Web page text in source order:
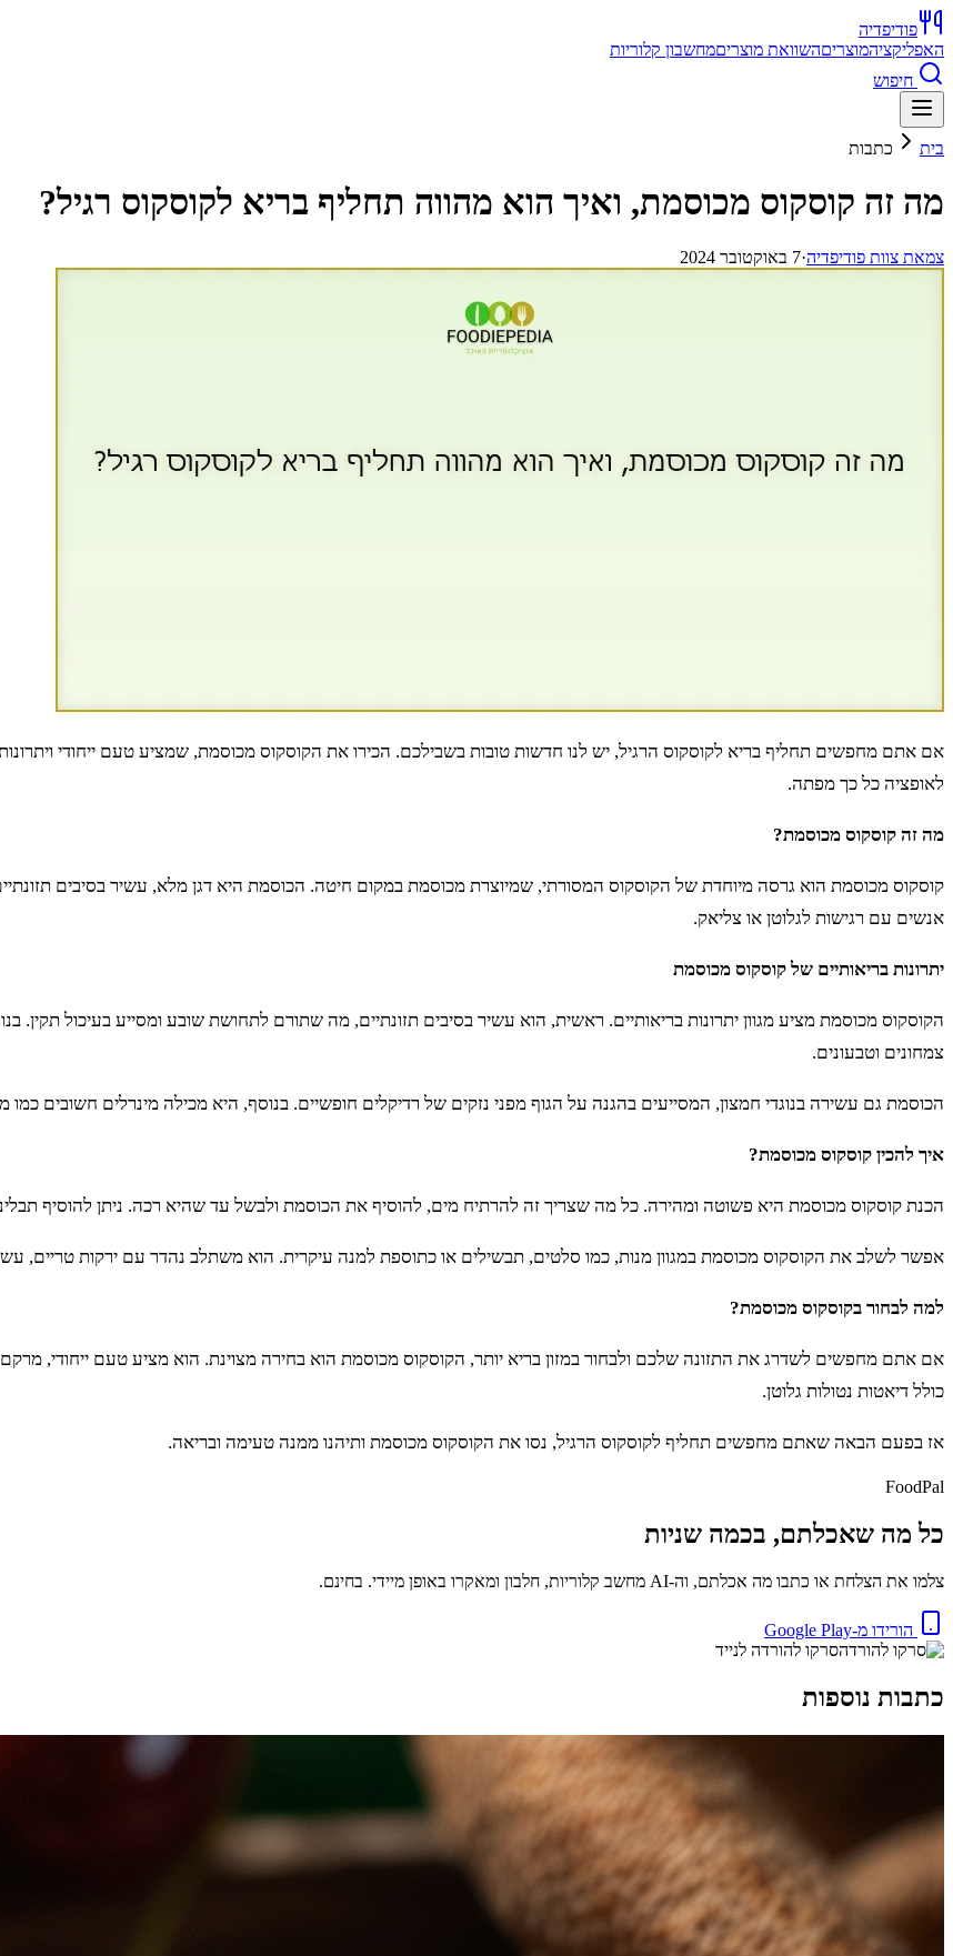
פודיפדיה
האפליקציהמוצריםהשוואת מוצריםמחשבון קלוריות
חיפוש
בית כתבות
מה זה קוסקוס מכוסמת, ואיך הוא מהווה תחליף בריא לקוסקוס רגיל?
צמאת צוות פודיפדיה·7 באוקטובר 2024
אם אתם מחפשים תחליף בריא לקוסקוס הרגיל, יש לנו חדשות טובות בשבילכם. הכירו את הקוסקוס מכוסמת, שמציע טעם ייחודי
לאופציה כל כך מפתה.
מה זה קוסקוס מכוסמת?
קוסקוס מכוסמת הוא גרסה מיוחדת של הקוסקוס המסורתי, שמיוצרת מכוסמת במקום חיטה. הכוסמת היא דגן מלא, עשיר בסיבים
אנשים עם רגישות לגלוטן או צליאק.
יתרונות בריאותיים של קוסקוס מכוסמת
הקוסקוס מכוסמת מציע מגוון יתרונות בריאותיים. ראשית, הוא עשיר בסיבים תזונתיים, מה שתורם לתחושת שובע ומסייע בעיכול תקין.
צמחונים וטבעונים.
הכוסמת גם עשירה בנוגדי חמצון, המסייעים בהגנה על הגוף מפני נזקים של רדיקלים חופשיים. בנוסף, היא מכילה מינרלים חשובים כמו
איך להכין קוסקוס מכוסמת?
הכנת קוסקוס מכוסמת היא פשוטה ומהירה. כל מה שצריך זה להרתיח מים, להוסיף את הכוסמת ולבשל עד שהיא רכה. ניתן להוסיף
אפשר לשלב את הקוסקוס מכוסמת במגוון מנות, כמו סלטים, תבשילים או כתוספת למנה עיקרית. הוא משתלב נהדר עם ירקות טריים,
למה לבחור בקוסקוס מכוסמת?
אם אתם מחפשים לשדרג את התזונה שלכם ולבחור במזון בריא יותר, הקוסקוס מכוסמת הוא בחירה מצוינת. הוא מציע טעם ייחודי, מרקם
כולל דיאטות נטולות גלוטן.
אז בפעם הבאה שאתם מחפשים תחליף לקוסקוס הרגיל, נסו את הקוסקוס מכוסמת ותיהנו ממנה טעימה ובריאה.
FoodPal
כל מה שאכלתם, בכמה שניות
צלמו את הצלחת או כתבו מה אכלתם, וה-AI מחשב קלוריות, חלבון ומאקרו באופן מיידי. בחינם.
הורידו מ-Google Play
סרקו להורדה לנייד
כתבות נוספות